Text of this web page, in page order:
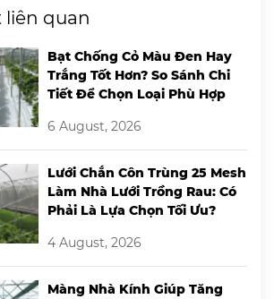
liên quan
Bạt Chống Cỏ Màu Đen Hay
Trắng Tốt Hơn? So Sánh Chi
Tiết Để Chọn Loại Phù Hợp
6 August, 2026
Lưới Chắn Côn Trùng 25 Mesh
Làm Nhà Lưới Trồng Rau: Có
Phải Là Lựa Chọn Tối Ưu?
4 August, 2026
Màng Nhà Kính Giúp Tăng